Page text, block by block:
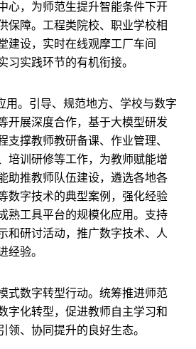
心，为师范生提升智能条件下开
保障。工程类院校、职业学校相
建设，实时在线观摩工厂车间
习实践环节的有机衔接。
。引导、规范地方、学校与数字
开展深度合作，基于大模型研发
支撑教师教研备课、作业管理、
培训研修等工作，为教师赋能增
助推教师队伍建设，遴选各地各
数字技术的典型案例，强化经验
熟工具平台的规模化应用。支持
和研讨活动，推广数字技术、人
经验。
数字转型行动。统筹推进师范
字化转型，促进教师自主学习和
领、协同提升的良好生态。